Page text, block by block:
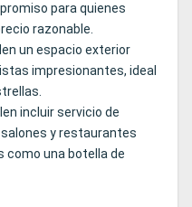
para quienes
razonable.
un espacio exterior
impresionantes, ideal
incluir servicio de
y restaurantes
como una botella de